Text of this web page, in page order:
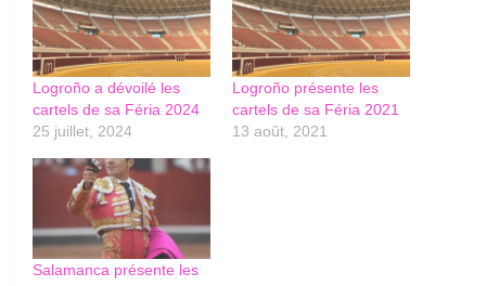
Logroño a dévoilé les
cartels de sa Féria 2024
25 juillet, 2024
Logroño présente les
cartels de sa Féria 2021
13 août, 2021
Salamanca présente les